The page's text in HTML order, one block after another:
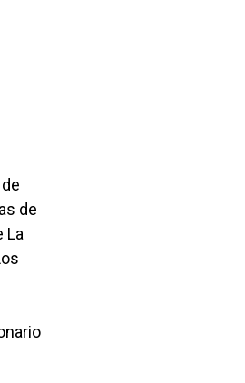
de
La